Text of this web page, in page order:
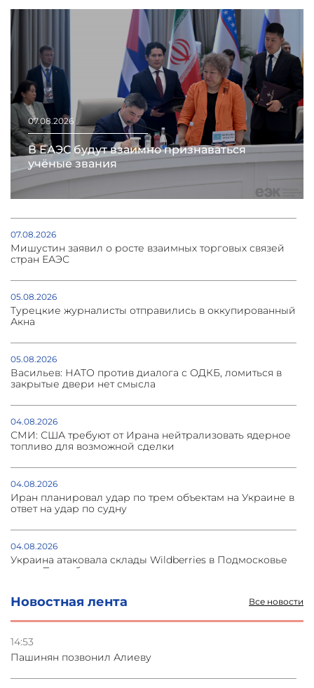
Новостная лента Все новости
14:53
Пашинян позвонил Алиеву
07.08.2026
В ЕАЭС будут взаимно признаваться
учёные звания
07.08.2026
Мишустин заявил о росте взаимных торговых связей
стран ЕАЭС
05.08.2026
Турецкие журналисты отправились в оккупированный
Акна
05.08.2026
Васильев: НАТО против диалога с ОДКБ, ломиться в
закрытые двери нет смысла
04.08.2026
СМИ: США требуют от Ирана нейтрализовать ядерное
топливо для возможной сделки
04.08.2026
Иран планировал удар по трем объектам на Украине в
ответ на удар по судну
04.08.2026
Украина атаковала склады Wildberries в Подмосковье
и под Петербургом
03.08.2026
Стратегия безопасности ОДКБ допускает применение